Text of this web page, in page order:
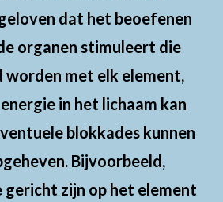
dat het beoefenen
organen stimuleert die
worden met elk element,
in het lichaam kan
blokkades kunnen
Bijvoorbeeld,
gericht zijn op het element